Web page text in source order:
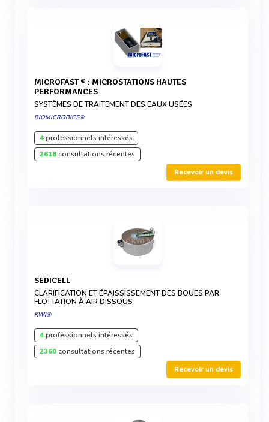
MICROFAST ® : MICROSTATIONS HAUTES
PERFORMANCES
SYSTÈMES DE TRAITEMENT DES EAUX USÉES
BIOMICROBICS®
4professionnels intéressés
2618consultations récentes
Recevoir un devis
SEDICELL
CLARIFICATION ET ÉPAISSISSEMENT DES BOUES PAR
FLOTTATION À AIR DISSOUS
KWI®
4professionnels intéressés
2360consultations récentes
Recevoir un devis